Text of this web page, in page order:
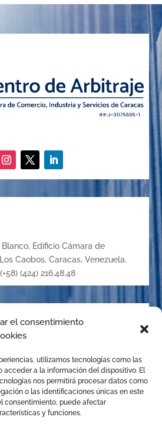
el consentimiento
utilizamos tecnologías como las
acceder a la información del dispositivo. El
nos permitirá procesar datos como
o las identificaciones únicas en este
consentimiento, puede afectar
y funciones.
Edificio Cámara de
Caobos, Caracas, Venezuela.
(+58) (424) 216.48.48
es un órgano de la Cámara de
de Caracas, organizado de
de la Ley de Arbitraje
la solución de conflictos